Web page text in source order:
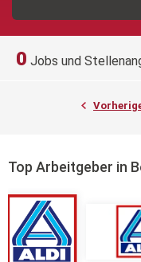
0 Jobs und
Top Arbeitgeber in